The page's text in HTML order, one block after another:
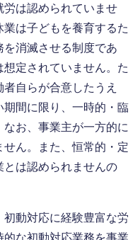
は認められていませ
は子どもを養育するた
消滅させる制度であ
定されていません。た
自らが合意したうえ
間に限り、一時的・臨
お、事業主が一方的に
ん。また、恒常的・定
は認められませんの
動対応に経験豊富な労